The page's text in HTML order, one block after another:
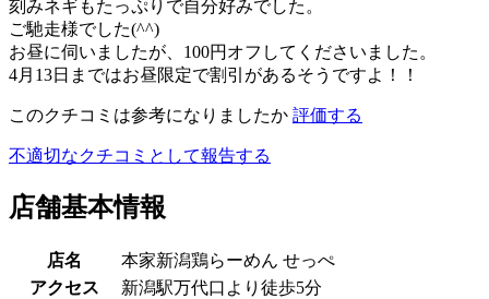
刻みネギもたっぷりで自分好みでした。
ご馳走様でした(^^)
お昼に伺いましたが、100円オフしてくださいました。
4月13日まではお昼限定で割引があるそうですよ！！
このクチコミは参考になりましたか 評価する
不適切なクチコミとして報告する
店舗基本情報
店名
本家新潟鶏らーめん せっぺ
アクセス
新潟駅万代口より徒歩5分